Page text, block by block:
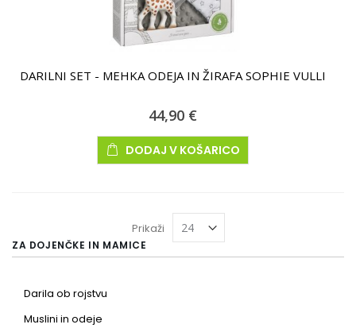
DARILNI SET - MEHKA ODEJA IN ŽIRAFA SOPHIE VULLI
44,90 €
DODAJ V KOŠARICO
Prikaži
ZA DOJENČKE IN MAMICE
Darila ob rojstvu
Muslini in odeje